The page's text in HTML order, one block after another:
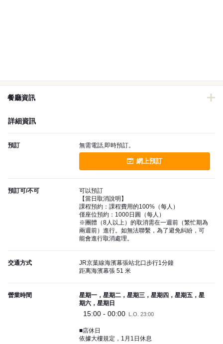
餐廳資訊
詳細資訊
預訂 無需電話,即時預訂。
網上預訂
預訂可/不可
可以預訂
【當日取消說明】
課程預約：課程費用的100%（每人）
僅座位預約：1000日圓（每人）
※團體（8人以上）的取消需在一週前（繁忙期為
兩週前）進行。如無法聯繫，為了避免糾紛，可
能會進行取消處理。
交通方式
JR京葉線海濱幕張站北口步行1分鐘
距离海濱幕張 51 米
營業時間
星期一，星期二，星期三，星期四，星期五，星
期六，星期日
15:00 - 00:00 L.O. 23:00
■店休日
依據大樓規定，1月1日休息